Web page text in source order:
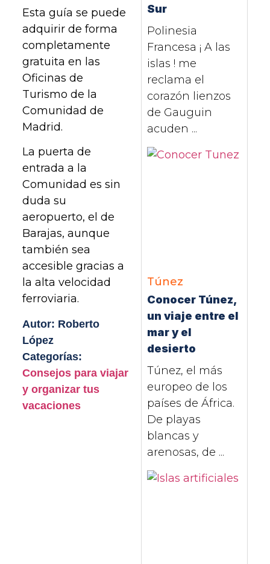
Esta guía se puede
adquirir de forma
completamente
gratuita en las
Oficinas de
Turismo de la
Comunidad de
Madrid.
La puerta de
entrada a la
Comunidad es sin
duda su
aeropuerto, el de
Barajas, aunque
también sea
accesible gracias a
la alta velocidad
ferroviaria.
Autor: Roberto
López
Categorías:
Consejos para viajar
y organizar tus
vacaciones
Sur
Polinesia
Francesa ¡ A las
islas ! me
reclama el
corazón lienzos
de Gauguin
acuden ...
Túnez
Conocer Túnez,
un viaje entre el
mar y el
desierto
Túnez, el más
europeo de los
países de África.
De playas
blancas y
arenosas, de ...